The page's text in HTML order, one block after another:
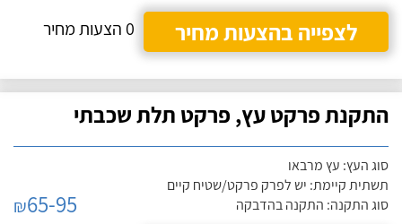
לצפייה בהצעות מחיר
0 הצעות מחיר
התקנת פרקט עץ, פרקט תלת שכבתי
סוג העץ: עץ מרבאו
תשתית קיימת: יש לפרק פרקט/שטיח קיים
סוג התקנה: התקנה בהדבקה
₪65-95